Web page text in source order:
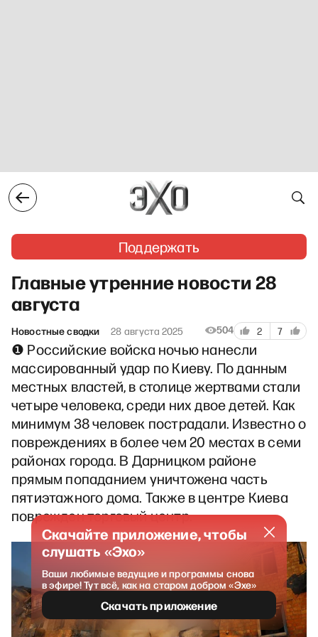
Поддержать
Главные утренние новости 28
августа
Новостные сводки 28 августа 2025 504 2 7
❶ Российские войска ночью нанесли
массированный удар по Киеву. По данным
местных властей, в столице жертвами стали
четыре человека, среди них двое детей. Как
минимум 38 человек пострадали. Известно о
повреждениях в более чем 20 местах в семи
районах города. В Дарницком районе
прямым попаданием уничтожена часть
пятиэтажного дома. Также в центре Киева
поврежден торговый центр.
Скачайте приложение, чтобы
слушать «Эхо»
Ваши любимые ведущие и программы снова
в эфире! Тут всё, как на старом добром «Эхе»
Скачать приложение